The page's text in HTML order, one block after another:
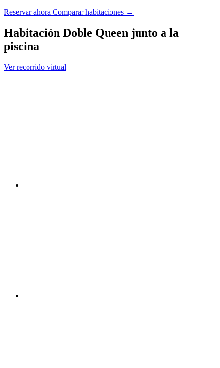
Reservar ahora Comparar habitaciones →
Habitación Doble Queen junto a la
piscina
Ver recorrido virtual